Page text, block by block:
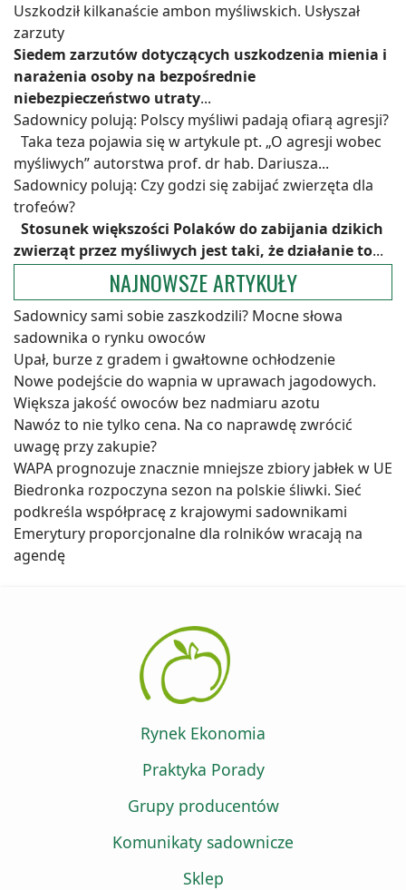
Uszkodził kilkanaście ambon myśliwskich. Usłyszał
zarzuty
Siedem zarzutów dotyczących uszkodzenia mienia i
narażenia osoby na bezpośrednie
niebezpieczeństwo utraty...
Sadownicy polują: Polscy myśliwi padają ofiarą agresji?
Taka teza pojawia się w artykule pt. „O agresji wobec
myśliwych” autorstwa prof. dr hab. Dariusza...
Sadownicy polują: Czy godzi się zabijać zwierzęta dla
trofeów?
Stosunek większości Polaków do zabijania dzikich
zwierząt przez myśliwych jest taki, że działanie to...
NAJNOWSZE ARTYKUŁY
Sadownicy sami sobie zaszkodzili? Mocne słowa
sadownika o rynku owoców
Upał, burze z gradem i gwałtowne ochłodzenie
Nowe podejście do wapnia w uprawach jagodowych.
Większa jakość owoców bez nadmiaru azotu
Nawóz to nie tylko cena. Na co naprawdę zwrócić
uwagę przy zakupie?
WAPA prognozuje znacznie mniejsze zbiory jabłek w UE
Biedronka rozpoczyna sezon na polskie śliwki. Sieć
podkreśla współpracę z krajowymi sadownikami
Emerytury proporcjonalne dla rolników wracają na
agendę
Rynek Ekonomia
Praktyka Porady
Grupy producentów
Komunikaty sadownicze
Sklep